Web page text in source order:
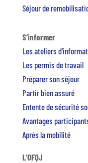
Séjour de
S’informer
Les ateliers
Les permis de travail
Préparer son séjour
Partir bien assuré
Entente de sécurité
Avantages
Après la mobilité
L’OFQJ